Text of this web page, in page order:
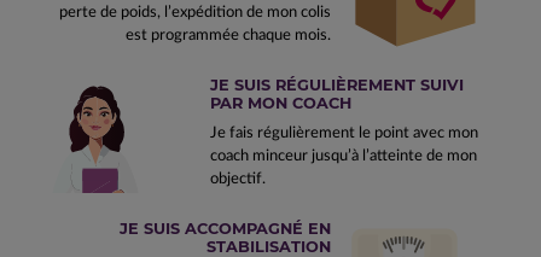
perte de poids, l’expédition de mon colis
est programmée chaque mois.
JE SUIS RÉGULIÈREMENT SUIVI
PAR MON COACH
Je fais régulièrement le point avec mon
coach minceur jusqu’à l’atteinte de mon
objectif.
JE SUIS ACCOMPAGNÉ EN
STABILISATION